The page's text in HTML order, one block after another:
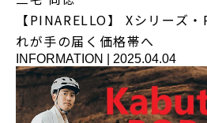
【PINARELLO】 Xシリーズ
れが手の届く価格帯へ
INFORMATION 2025.04.04